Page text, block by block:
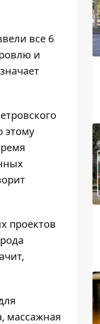
все 6
и
этому
проектов
массажная